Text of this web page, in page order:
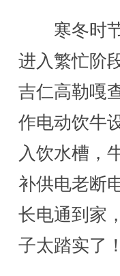
寒冬时节
进入繁忙阶
吉仁高勒嘎
作电动饮牛
入饮水槽，
补供电老断
长电通到家
子太踏实了